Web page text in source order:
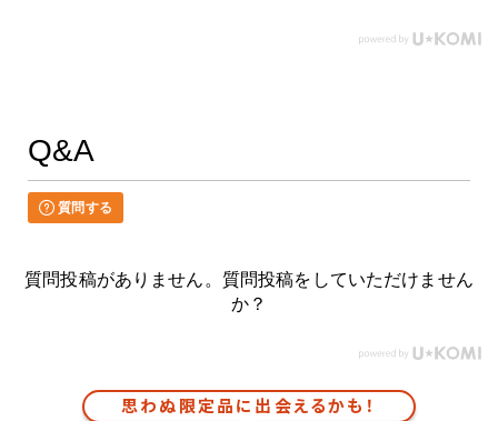
Q&A
質問する
質問投稿がありません。質問投稿をしていただけません
か？
思わぬ限定品に出会えるかも！